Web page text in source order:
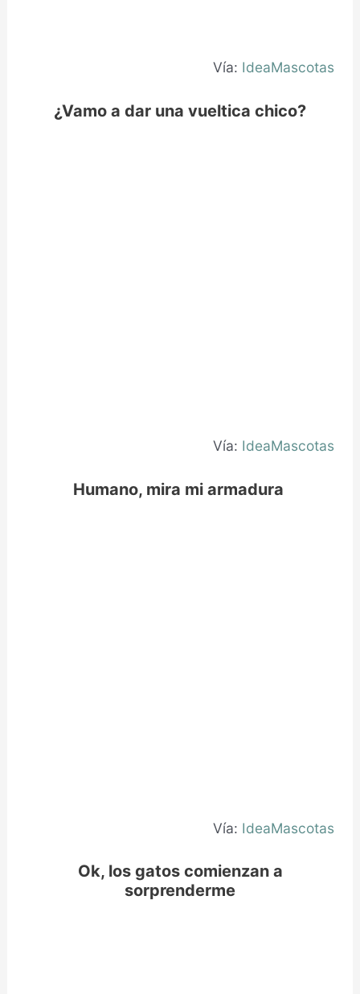
Vía: IdeaMascotas
¿Vamo a dar una vueltica chico?
Vía: IdeaMascotas
Humano, mira mi armadura
Vía: IdeaMascotas
Ok, los gatos comienzan a
sorprenderme